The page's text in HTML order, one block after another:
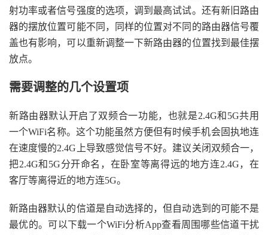
射功率或者信号强度的选项，调到最高试试。还有新旧路由
器的摆放位置可能不同，同样的位置对不同的路由器信号覆
盖也有影响，可以重新调整一下新路由器的位置找到最佳摆
放点。
需要调整的几个设置项
新路由器默认开启了双频合一功能，也就是2.4G和5G共用
一个WiFi名称。这个功能虽然方便但有时候手机会固执地连
在速度慢的2.4G上导致感觉信号不好。建议关闭双频合一，
把2.4G和5G分开命名，在卧室等离得远的地方连2.4G，在
客厅等离得近的地方连5G。
新路由器默认的信道是自动选择的，但自动选到的可能不是
最优的。可以下载一个WiFi分析App查看周围哪些信道干扰